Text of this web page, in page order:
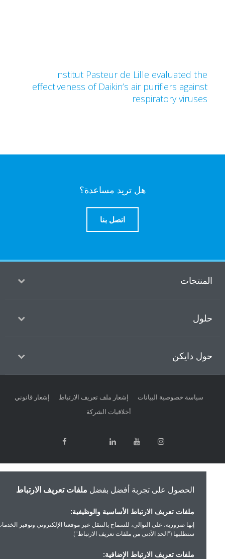
Institut Pasteur de Lille evaluated
effectiveness of Daikin’s air purifiers
respiratory
هل تريد مساعدة؟
اتصل بنا
دايكن
إشعار قانوني إشعار ملف تعريف الارتباط
سياسة خصوصية البيانات
أخلاقيات الشركة
الحصول على تجربة أفضل بفضلملفات تعريف الارتباط
ملفات تعريف الارتباط الأساسية والوظيفية:
إنها ضرورية، على التوالي، للسماح بالتنقل عبر موقعنا الإلكتروني وتوفير الخدمات التي
ستطلبها ("الحد الأدنى من ملفات تعريف الارتباط").
ملفات تعريف الارتباط الإضافية: